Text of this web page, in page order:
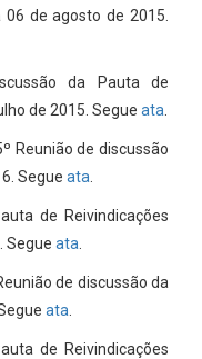
de agosto de 2015.
da Pauta de
de 2015. Segue ata
Reunião de discussão
Segue ata
de Reivindicações
Segue ata
de discussão da
ata
de Reivindicações